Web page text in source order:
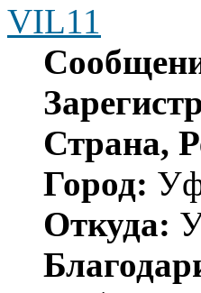
VIL11
Страна,
Город:
Откуда: